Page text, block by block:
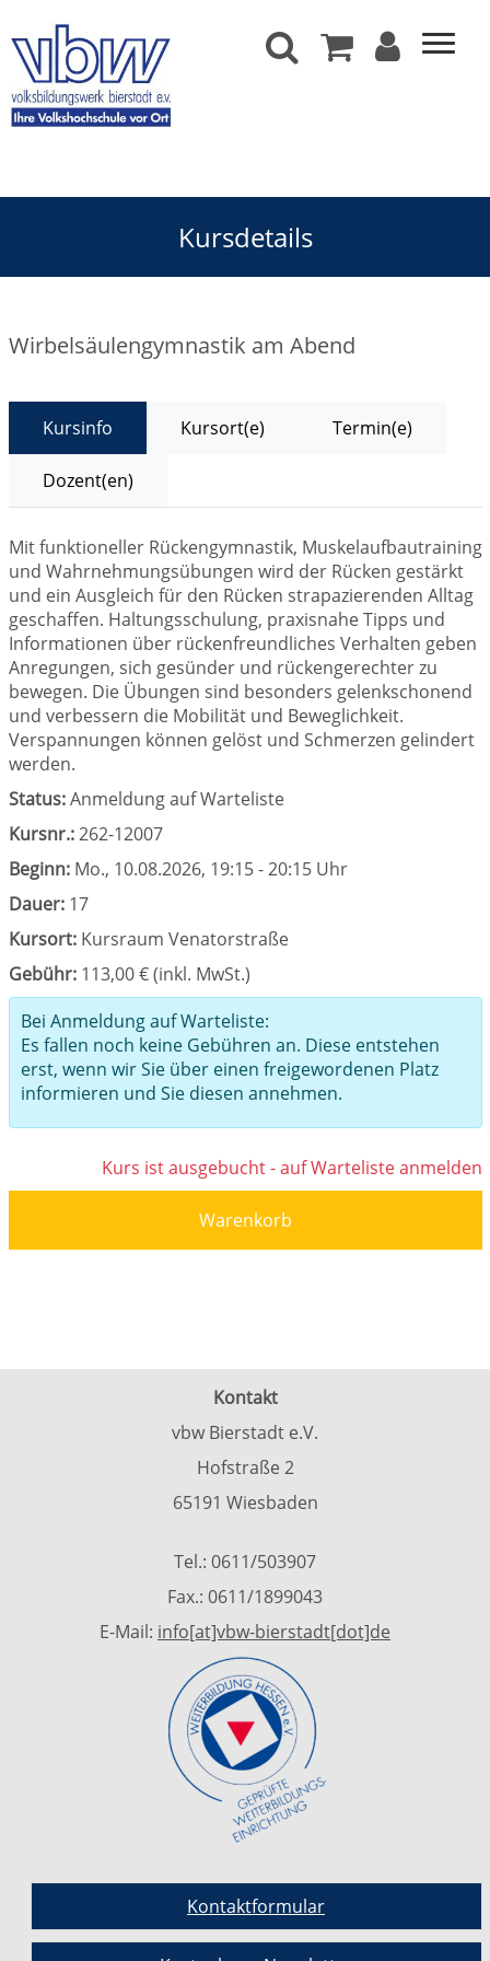
Kursdetails
Wirbelsäulengymnastik am Abend
Kursinfo Kursort(e) Termin(e)
Dozent(en)
Mit funktioneller Rückengymnastik, Muskelaufbautraining
und Wahrnehmungsübungen wird der Rücken gestärkt
und ein Ausgleich für den Rücken strapazierenden Alltag
geschaffen. Haltungsschulung, praxisnahe Tipps und
Informationen über rückenfreundliches Verhalten geben
Anregungen, sich gesünder und rückengerechter zu
bewegen. Die Übungen sind besonders gelenkschonend
und verbessern die Mobilität und Beweglichkeit.
Verspannungen können gelöst und Schmerzen gelindert
werden.
Status: Anmeldung auf Warteliste
Kursnr.:262-12007
Beginn: Mo., 10.08.2026, 19:15 - 20:15 Uhr
Dauer:17
Kursort:Kursraum Venatorstraße
Gebühr:113,00 € (inkl. MwSt.)
Bei Anmeldung auf Warteliste:
Es fallen noch keine Gebühren an. Diese entstehen
erst, wenn wir Sie über einen freigewordenen Platz
informieren und Sie diesen annehmen.
Kurs ist ausgebucht - auf Warteliste anmelden
Warenkorb
Kontakt
vbw Bierstadt e.V.
Hofstraße 2
65191 Wiesbaden
Tel.: 0611/503907
Fax.: 0611/1899043
E-Mail: info[at]vbw-bierstadt[dot]de
Kontaktformular